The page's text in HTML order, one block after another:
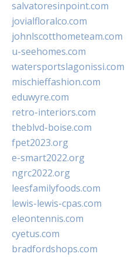
salvatoresinpoint.com
jovialfloralco.com
johnlscotthometeam.com
u-seehomes.com
watersportslagonissi.com
mischieffashion.com
eduwyre.com
retro-interiors.com
theblvd-boise.com
fpet2023.org
e-smart2022.org
ngrc2022.org
leesfamilyfoods.com
lewis-lewis-cpas.com
eleontennis.com
cyetus.com
bradfordshops.com